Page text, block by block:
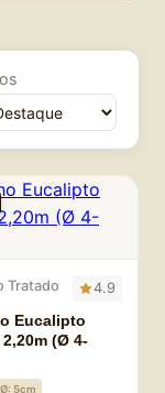
Tratado 4.9
Eucalipto
(Ø 4-
Ø: 5cm